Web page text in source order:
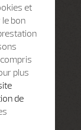
et
bon
plus
de